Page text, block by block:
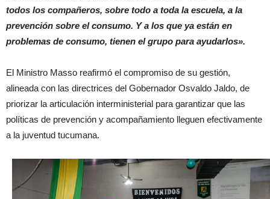
todos los compañeros, sobre todo a toda la escuela, a la
prevención sobre el consumo. Y a los que ya están en
problemas de consumo, tienen el grupo para ayudarlos».
El Ministro Masso reafirmó el compromiso de su gestión,
alineada con las directrices del Gobernador Osvaldo Jaldo, de
priorizar la articulación interministerial para garantizar que las
políticas de prevención y acompañamiento lleguen efectivamente
a la juventud tucumana.